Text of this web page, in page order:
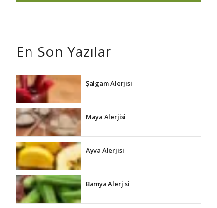
En Son Yazılar
Şalgam Alerjisi
Maya Alerjisi
Ayva Alerjisi
Bamya Alerjisi